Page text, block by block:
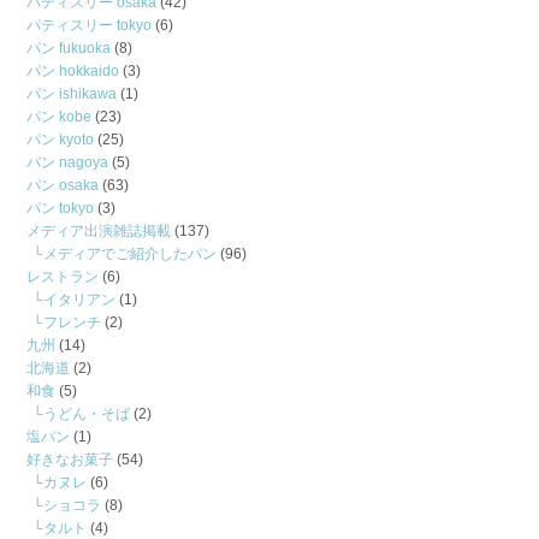
パティスリー tokyo (6)
パン fukuoka (8)
パン hokkaido (3)
パン ishikawa (1)
パン kobe (23)
パン kyoto (25)
パン nagoya (5)
パン osaka (63)
パン tokyo (3)
メディア出演雑誌掲載 (137)
メディアでご紹介したパン (96)
レストラン (6)
イタリアン (1)
フレンチ (2)
九州 (14)
北海道 (2)
和食 (5)
うどん・そば (2)
塩パン (1)
好きなお菓子 (54)
カヌレ (6)
ショコラ (8)
タルト (4)